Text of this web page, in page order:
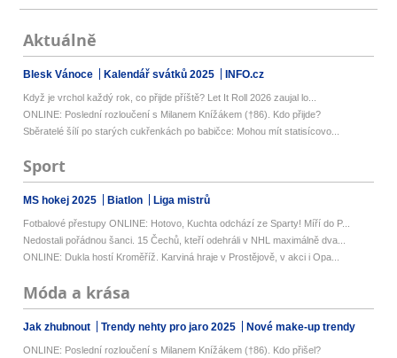
Aktuálně
Blesk Vánoce Kalendář svátků 2025 INFO.cz
Když je vrchol každý rok, co přijde příště? Let It Roll 2026 zaujal lo...
ONLINE: Poslední rozloučení s Milanem Knížákem (†86). Kdo přijde?
Sběratelé šílí po starých cukřenkách po babičce: Mohou mít statisícovo...
Sport
MS hokej 2025 Biatlon Liga mistrů
Fotbalové přestupy ONLINE: Hotovo, Kuchta odchází ze Sparty! Míří do P...
Nedostali pořádnou šanci. 15 Čechů, kteří odehráli v NHL maximálně dva...
ONLINE: Dukla hostí Kroměříž. Karviná hraje v Prostějově, v akci i Opa...
Móda a krása
Jak zhubnout Trendy nehty pro jaro 2025 Nové make-up trendy
ONLINE: Poslední rozloučení s Milanem Knížákem (†86). Kdo přišel?